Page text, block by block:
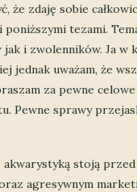
że zdaję sobie
tezami.
i zwolenników. Ja w
jednak uważam, że
za pewne
Pewne sprawy
stoją
agresywnym